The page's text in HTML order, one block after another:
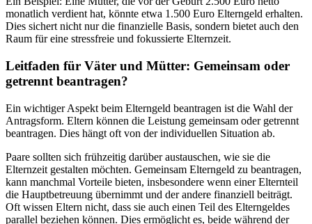
monatlich verdient hat, könnte etwa 1.500 Euro Elterngeld erhalten.
Dies sichert nicht nur die finanzielle Basis, sondern bietet auch den
Raum für eine stressfreie und fokussierte Elternzeit.
Leitfaden für Väter und Mütter: Gemeinsam oder
getrennt beantragen?
Ein wichtiger Aspekt beim Elterngeld beantragen ist die Wahl der
Antragsform. Eltern können die Leistung gemeinsam oder getrennt
beantragen. Dies hängt oft von der individuellen Situation ab.
Paare sollten sich frühzeitig darüber austauschen, wie sie die
Elternzeit gestalten möchten. Gemeinsam Elterngeld zu beantragen,
kann manchmal Vorteile bieten, insbesondere wenn einer Elternteil
die Hauptbetreuung übernimmt und der andere finanziell beiträgt.
Oft wissen Eltern nicht, dass sie auch einen Teil des Elterngeldes
parallel beziehen können. Dies ermöglicht es, beide während der